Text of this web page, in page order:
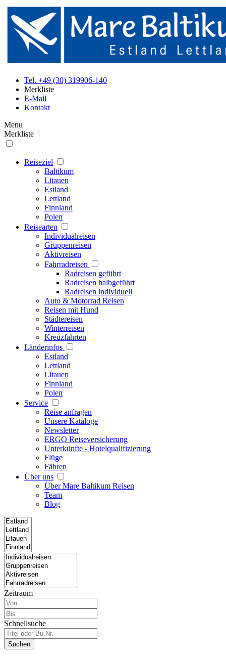
Tel. +49 (30) 319906-140
Merkliste
E-Mail
Kontakt
Menu
Merkliste
Reiseziel
Baltikum
Litauen
Estland
Lettland
Finnland
Polen
Reisearten
Individualreisen
Gruppenreisen
Aktivreisen
Fahrradreisen
Radreisen geführt
Radreisen halbgeführt
Radreisen individuell
Auto & Motorrad Reisen
Reisen mit Hund
Städtereisen
Winterreisen
Kreuzfahrten
Länderinfos
Estland
Lettland
Litauen
Finnland
Polen
Service
Reise anfragen
Unsere Kataloge
Newsletter
ERGO Reiseversicherung
Unterkünfte - Hotelqualifizierung
Flüge
Fähren
Über uns
Über Mare Baltikum Reisen
Team
Blog
Zeitraum
Schnellsuche
Suchen